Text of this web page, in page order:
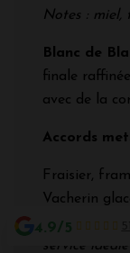
Notes : miel,
Blanc de
finale
avec de la
Accords
Fraisier,
Vacherin
agrumes ou
service
4.9/5